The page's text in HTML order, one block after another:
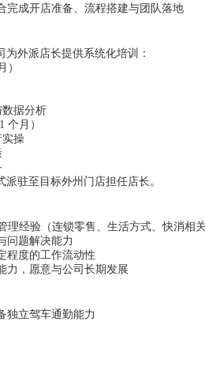
完成开店准备、流程搭建与团队落地
外派店长提供系统化培训：
）
据分析
个月）
实操
驻至目标外州门店担任店长。
理经验（连锁零售、生活方式、快消相关
问题解决能力
程度的工作流动性
力，愿意与公司长期发展
独立驾车通勤能力